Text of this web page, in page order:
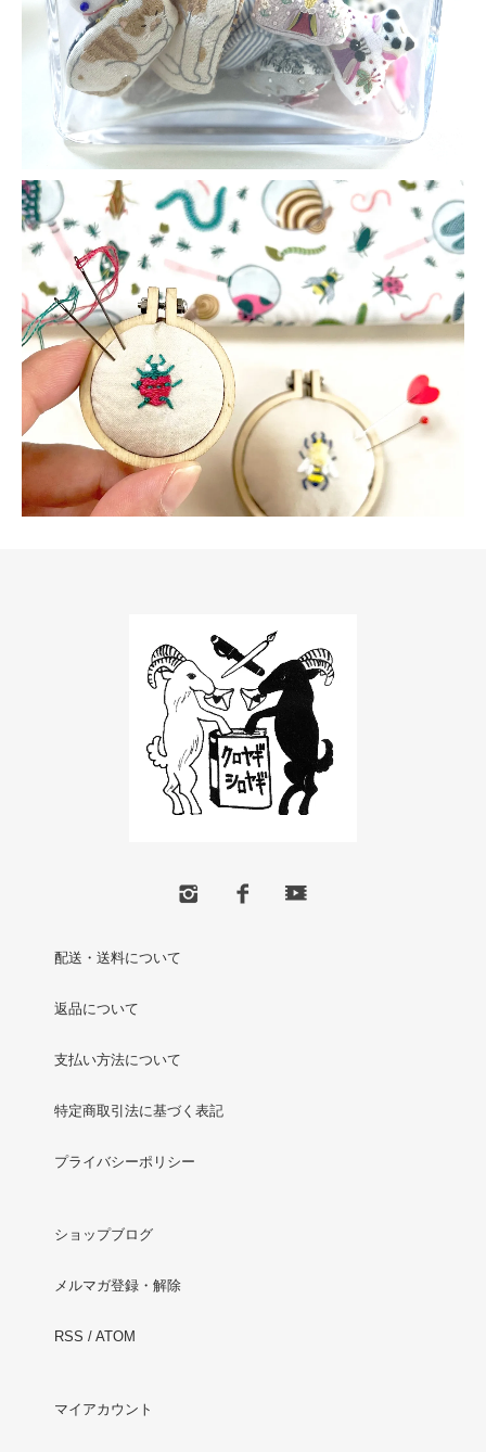
配送・送料について
返品について
支払い方法について
特定商取引法に基づく表記
プライバシーポリシー
ショップブログ
メルマガ登録・解除
RSS / ATOM
マイアカウント